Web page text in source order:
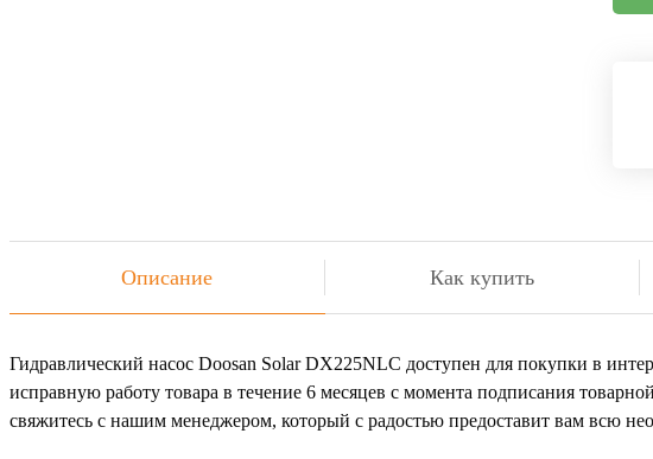
Описание Как купить
Гидравлический насос Doosan Solar DX225NLC доступен для покупки в
исправную работу товара в течение 6 месяцев с момента подписания
свяжитесь с нашим менеджером, который с радостью предоставит вам всю